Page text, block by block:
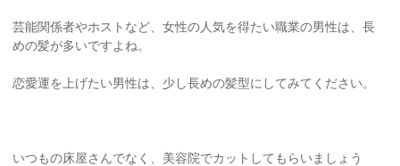
芸能関係者やホストなど、女性の人気を得たい職業の男性は、長
めの髪が多いですよね。
恋愛運を上げたい男性は、少し長めの髪型にしてみてください。
いつもの床屋さんでなく、美容院でカットしてもらいましょう